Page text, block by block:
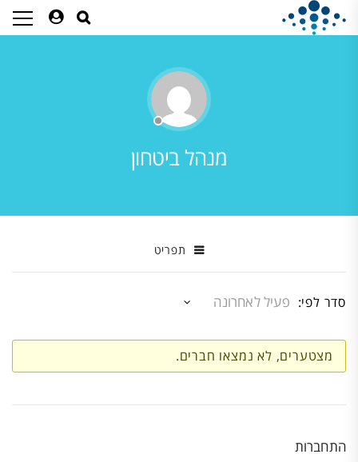
מנהל ביטחון
תפריט
סדר לפי:
חברים
מצטערים, לא נמצאו חברים.
התחברות